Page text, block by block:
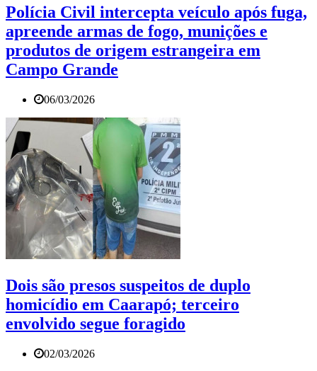
Polícia Civil intercepta veículo após fuga,
apreende armas de fogo, munições e
produtos de origem estrangeira em
Campo Grande
06/03/2026
Dois são presos suspeitos de duplo
homicídio em Caarapó; terceiro
envolvido segue foragido
02/03/2026